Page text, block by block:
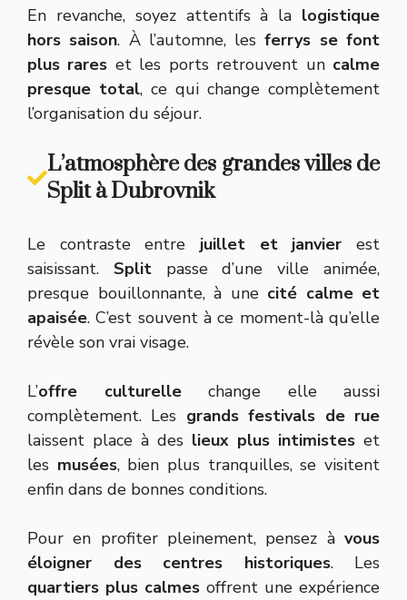
En revanche, soyez attentifs à la logistique
hors saison. À l’automne, lesferrys se font
plus rares et les ports retrouvent un calme
presque total, ce qui change complètement
l’organisation du séjour.
L’atmosphère des grandes villes de
Split à Dubrovnik
Le contraste entre juillet et janvier est
saisissant. Splitpasse d’une ville animée,
presque bouillonnante, à une cité calme et
apaisée. C’est souvent à ce moment-là qu’elle
révèle son vrai visage.
L’offre culturellechange elle aussi
complètement. Les grands festivals de rue
laissent place à des lieux plus intimistes et
les musées, bien plus tranquilles, se visitent
enfin dans de bonnes conditions.
Pour en profiter pleinement, pensez à vous
éloigner des centres historiques. Les
quartiers plus calmes offrent une expérience